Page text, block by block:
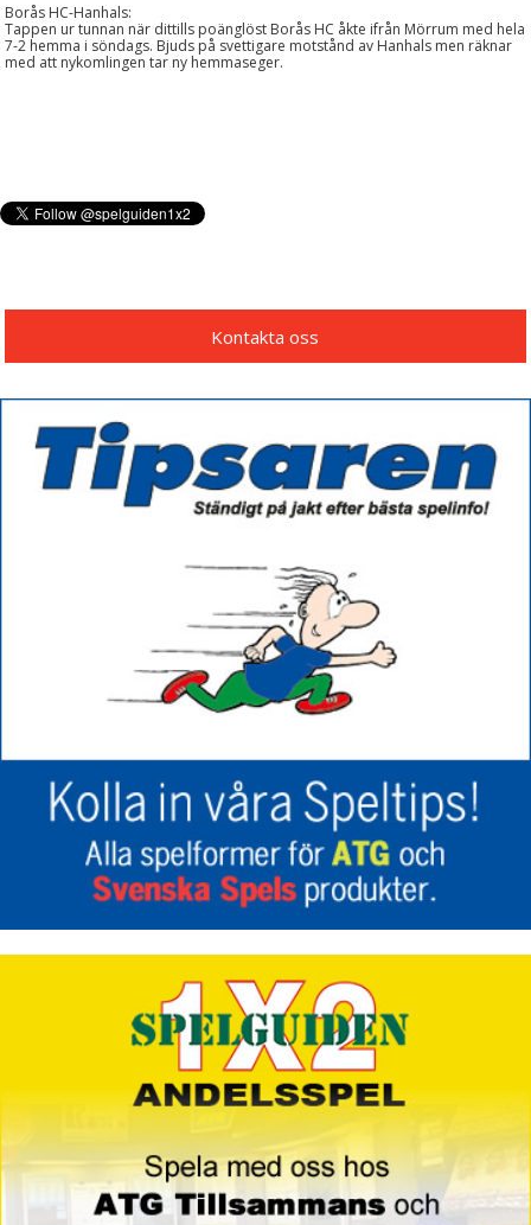
Borås HC-Hanhals:
Tappen ur tunnan när dittills poänglöst Borås HC åkte ifrån Mörrum med hela
7-2 hemma i söndags. Bjuds på svettigare motstånd av Hanhals men räknar
med att nykomlingen tar ny hemmaseger.
Kontakta oss